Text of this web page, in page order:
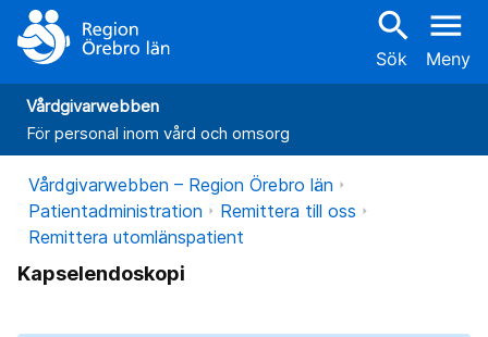
search
Sök
menu
Meny
Vårdgivarwebben
För personal inom vård och omsorg
Vårdgivarwebben – Region Örebro län
Patientadministration
Remittera till oss
Remittera utomlänspatient
Kapselendoskopi